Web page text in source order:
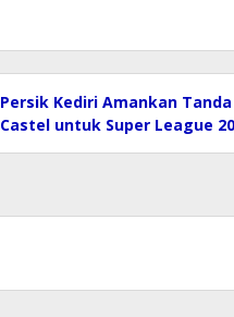
Persik Kediri Amankan
Castel untuk Super League